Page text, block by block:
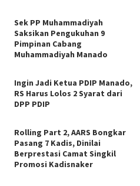
Sek PP Muhammadiyah
Saksikan Pengukuhan 9
Pimpinan Cabang
Muhammadiyah Manado
Ingin Jadi Ketua PDIP Manado,
RS Harus Lolos 2 Syarat dari
DPP PDIP
Rolling Part 2, AARS Bongkar
Pasang 7 Kadis, Dinilai
Berprestasi Camat Singkil
Promosi Kadisnaker